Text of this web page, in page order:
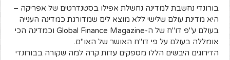
בורונדי נחשבת למדינה נחשלת אפילו בסטנדרטים של אפריקה –
היא מדינת עולם שלישי ללא מוצא לים שמדורגת כמדינה הענייה
בעולם ע"פ דו"ח של ה-Global Finance Magazine וכמדינה הכי
אומללה בעולם על פי דו"ח האושר של האו"ם.
הדירוגים היבשים הללו מספקים עדות קרה למה שקורה בבורונדי